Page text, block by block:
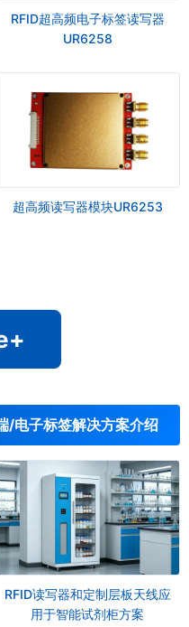
RFID超高频电子标签读写器
UR6258
超高频读写器模块UR6253
/电子标签解决方案介绍
RFID读写器和定制层板天线应
用于智能试剂柜方案